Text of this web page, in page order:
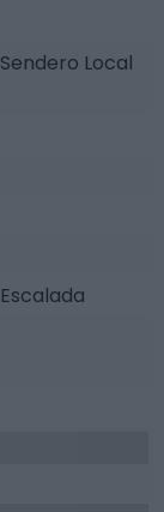
Local